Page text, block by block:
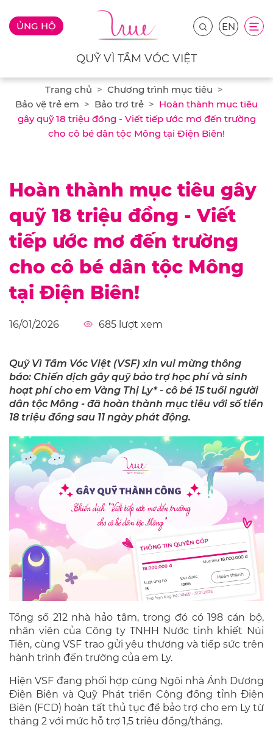
ỦNG HỘ EN
QUỸ VÌ TẦM VÓC VIỆT
Trang chủ
Chương trình mục tiêu
Bảo vệ trẻ em
Bảo trợ trẻ
Hoàn thành mục tiêu
gây quỹ 18 triệu đồng - Viết tiếp ước mơ đến trường
cho cô bé dân tộc Mông tại Điện Biên!
Hoàn thành mục tiêu gây
quỹ 18 triệu đồng - Viết
tiếp ước mơ đến trường
cho cô bé dân tộc Mông
tại Điện Biên!
16/01/2026 685 lượt xem
Quỹ Vì Tầm Vóc Việt (VSF) xin vui mừng thông
báo: Chiến dịch gây quỹ bảo trợ học phí và sinh
hoạt phí cho em Vàng Thị Ly* - cô bé 15 tuổi người
dân tộc Mông - đã hoàn thành mục tiêu với số tiền
18 triệu đồng sau 11 ngày phát động.
Tổng số 212 nhà hảo tâm, trong đó có 198 cán bộ,
nhân viên của Công ty TNHH Nước tinh khiết Núi
Tiên, cùng VSF trao gửi yêu thương và tiếp sức trên
hành trình đến trường của em Ly.
Hiện VSF đang phối hợp cùng Ngôi nhà Ánh Dương
Điện Biên và Quỹ Phát triển Cộng đồng tỉnh Điện
Biên (FCD) hoàn tất thủ tục để bảo trợ cho em Ly từ
tháng 2 với mức hỗ trợ 1,5 triệu đồng/tháng.